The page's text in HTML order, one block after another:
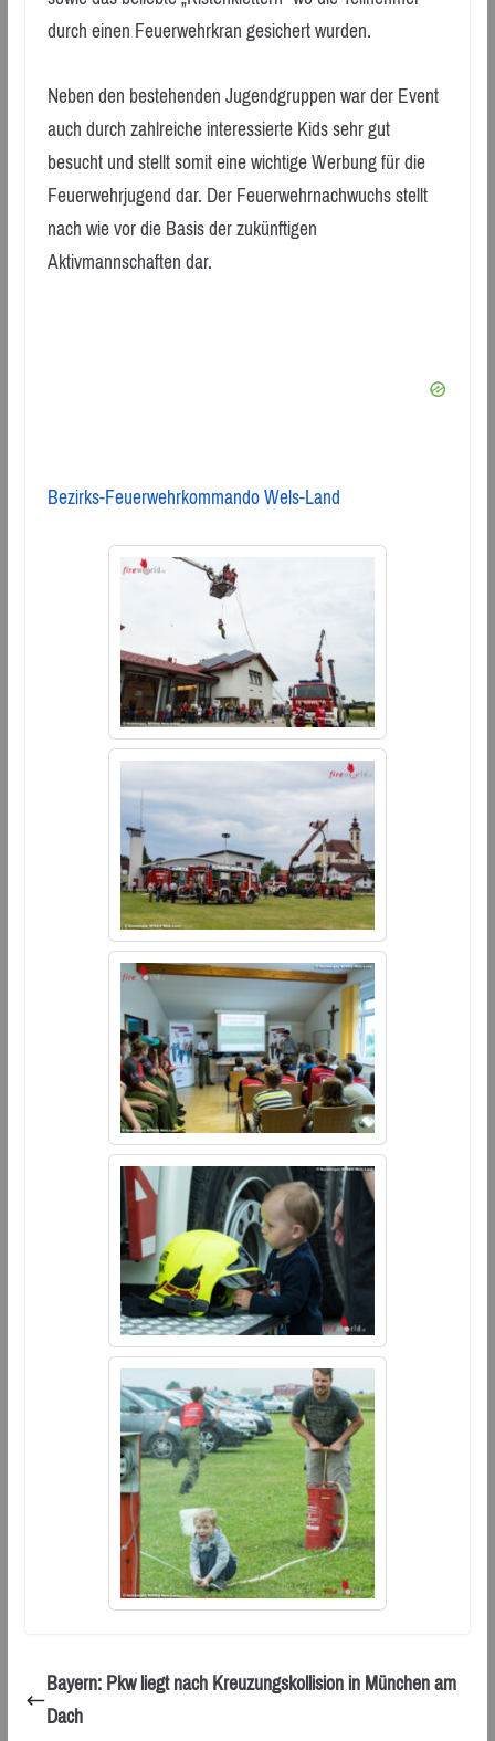
durch einen Feuerwehrkran gesichert wurden.
Neben den bestehenden Jugendgruppen war der Event
auch durch zahlreiche interessierte Kids sehr gut
besucht und stellt somit eine wichtige Werbung für die
Feuerwehrjugend dar. Der Feuerwehrnachwuchs stellt
nach wie vor die Basis der zukünftigen
Aktivmannschaften dar.
Bezirks-Feuerwehrkommando Wels-Land
Bayern: Pkw liegt nach Kreuzungskollision in München am
Dach